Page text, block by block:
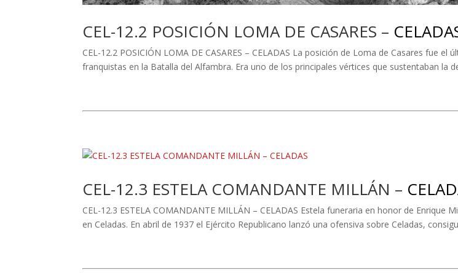
CEL-12.2 POSICIÓN LOMA DE CASARES –
CEL-12.2 POSICIÓN LOMA DE CASARES – CELADAS La posición de Loma de Casares fue
franquistas en la Batalla del Alfambra. Era uno de los principales vértices que sustentaban la
CEL-12.3 ESTELA COMANDANTE MILLÁN –
CEL-12.3 ESTELA COMANDANTE MILLÁN – CELADAS Estela funeraria en honor de
en Celadas. En abril de 1937 el Ejército Republicano lanzó una ofensiva sobre Celadas,